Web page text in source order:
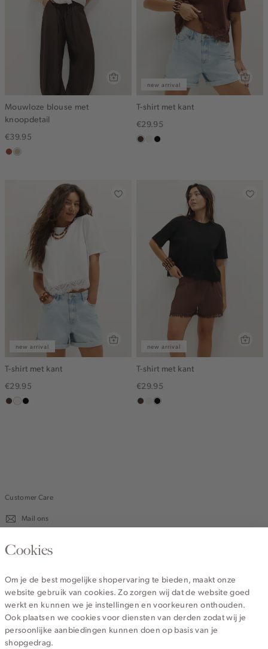
Mouwloze blouse met
knoopdetail
€39.95
bruinlichtzand
new arrival
T-shirt met kant
€29.95
koffie
wit,zwart
new arrival
T-shirt met kant
€29.95
koffie
wit,zwart
new arrival
T-shirt met kant
€29.95
koffie
wit,zwart
Customer Care
Mail ons
020 - 3412 670
Service
Wij zijn Cotton Club
Cookies
Om je de best mogelijke shopervaring te bieden, maakt onze
website gebruik van cookies. Zo zorgen wij dat de website goed
werkt en kunnen we je instellingen en voorkeuren onthouden.
Ook plaatsen we cookies voor diensten van derden zodat wij je
persoonlijke aanbiedingen kunnen doen op basis van je
shopgedrag.